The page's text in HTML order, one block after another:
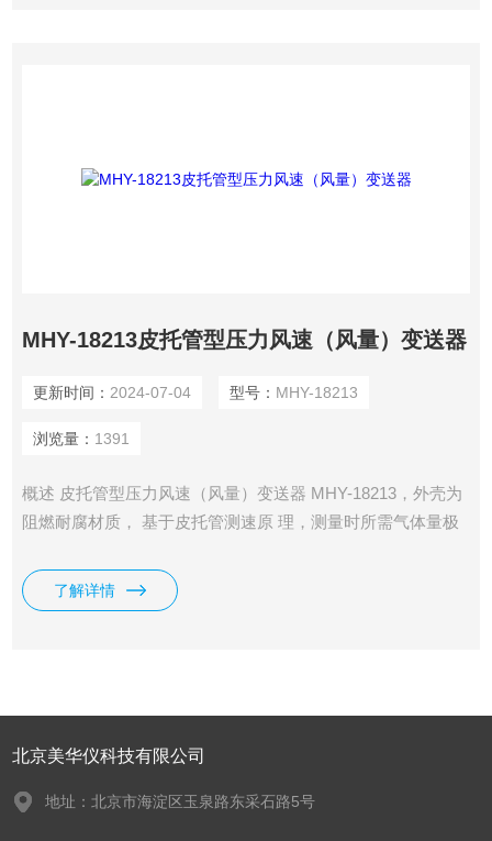
MHY-18213皮托管型压力风速（风量）变送器
更新时间： 2024-07-04 型号： MHY-18213
浏览量： 1391
概述 皮托管型压力风速（风量）变送器 MHY-18213，外壳为
阻燃耐腐材质， 基于皮托管测速原 理，测量时所需气体量极
传统的热膜式，可获得更高的 可靠性和重复性，变送器的线
性补偿和 温度补偿均实现数字化，可 实现一键清零.
了解详情
北京美华仪科技有限公司
地址：北京市海淀区玉泉路东采石路5号